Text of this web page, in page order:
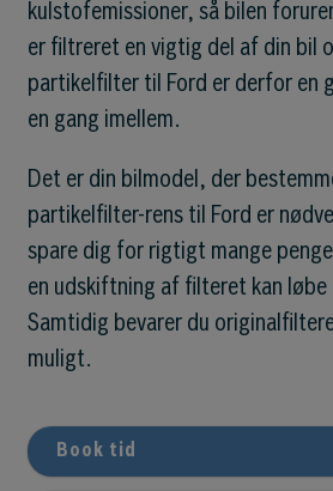
kulstofemissioner, så bilen
er filtreret en vigtig del af din bil
partikelfilter til Ford er derfor en
en gang imellem.
Det er din bilmodel, der
partikelfilter-rens til Ford er
spare dig for rigtigt mange
en udskiftning af filteret kan
Samtidig bevarer du
muligt.
Book tid